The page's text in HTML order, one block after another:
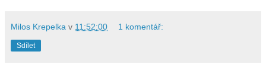
Milos Krepelka v 11:52:00 1 komentář:
Sdílet